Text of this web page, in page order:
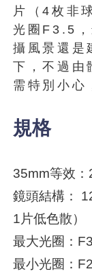
片（4枚非
光圈F3.5
攝風景還是
下，不過由
需特別小心
規格
35mm等效
鏡頭結構：
1片低色散）
最大光圈：
最小光圈：